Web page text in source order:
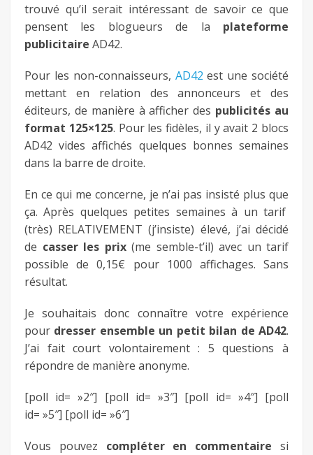
keeg
trouvé qu’il serait intéressant de savoir ce que
pensent les blogueurs de la plateforme
publicitaire AD42.
Pour les non-connaisseurs, AD42 est une société
mettant en relation des annonceurs et des
éditeurs, de manière à afficher des publicités au
format 125×125. Pour les fidèles, il y avait 2 blocs
AD42 vides affichés quelques bonnes semaines
dans la barre de droite.
En ce qui me concerne, je n’ai pas insisté plus que
ça. Après quelques petites semaines à un tarif
(très) RELATIVEMENT (j’insiste) élevé, j’ai décidé
de casser les prix(me semble-t’il) avec un tarif
possible de 0,15€ pour 1000 affichages. Sans
résultat.
Je souhaitais donc connaître votre expérience
pour dresser ensemble un petit bilan de AD42.
J’ai fait court volontairement : 5 questions à
répondre de manière anonyme.
[poll id= »2″] [poll id= »3″] [poll id= »4″] [poll
id= »5″] [poll id= »6″]
Vous pouvez compléter en commentaire si